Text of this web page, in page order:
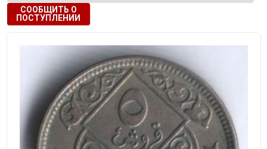
СООБЩИТЬ О
ПОСТУПЛЕНИИ